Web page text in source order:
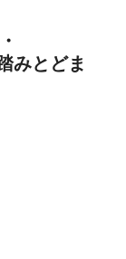
みとどま